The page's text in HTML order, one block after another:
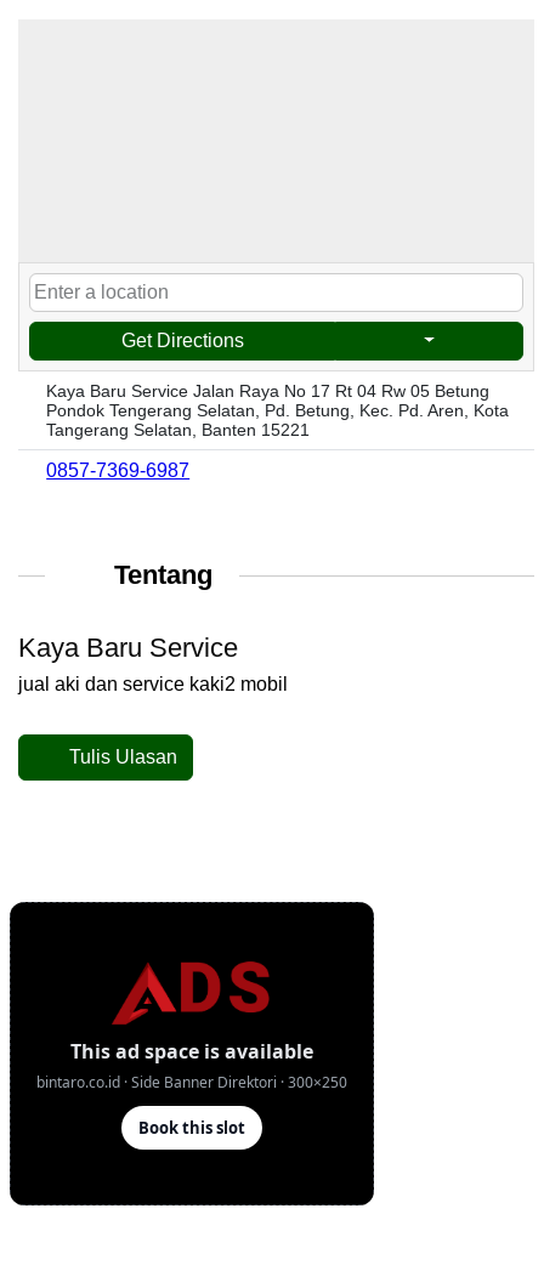
Get Directions
Kaya Baru Service Jalan Raya No 17 Rt 04 Rw 05 Betung
Pondok Tengerang Selatan, Pd. Betung, Kec. Pd. Aren, Kota
Tangerang Selatan, Banten 15221
0857-7369-6987
Tentang
Kaya Baru Service
jual aki dan service kaki2 mobil
Tulis Ulasan